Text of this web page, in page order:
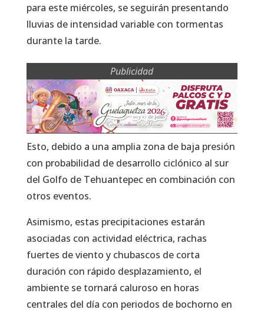
para este miércoles, se seguirán presentando
lluvias de intensidad variable con tormentas
durante la tarde.
Publicidad
Esto, debido a una amplia zona de baja presión
con probabilidad de desarrollo ciclónico al sur
del Golfo de Tehuantepec en combinación con
otros eventos.
Asimismo, estas precipitaciones estarán
asociadas con actividad eléctrica, rachas
fuertes de viento y chubascos de corta
duración con rápido desplazamiento, el
ambiente se tornará caluroso en horas
centrales del día con periodos de bochorno en